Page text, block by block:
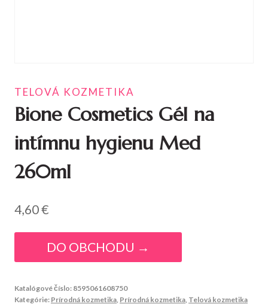
TELOVÁ KOZMETIKA
Bione Cosmetics Gél na
intímnu hygienu Med
260ml
4,60€
DO OBCHODU →
Katalógové číslo: 8595061608750
Kategórie: Prírodná kozmetika Prírodná kozmetika Telová kozmetika